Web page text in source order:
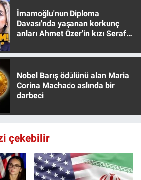
İmamoğlu'nun Diploma
Davası'nda yaşanan korkunç
anları Ahmet Özer'in kızı Seraf
Nobel Barış ödülünü alan Maria
Corina Machado aslında bir
darbeci
çekebilir